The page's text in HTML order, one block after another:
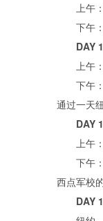
上午：
下午：
DAY
上午：
下午：
通过一天
DAY
上午：
下午：
西点军校
DAY